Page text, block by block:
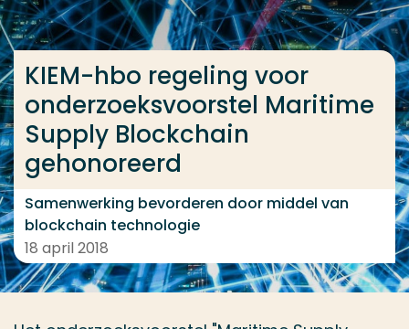
Ga direct naar de content
... > KIEM-hbo regeling voor onderzoeksvoorstel
KIEM-hbo regeling voor
onderzoeksvoorstel Maritime
Supply Blockchain
gehonoreerd
Samenwerking bevorderen door middel van
blockchain technologie
18 april 2018
Veel gezocht
Opleiding
Contact